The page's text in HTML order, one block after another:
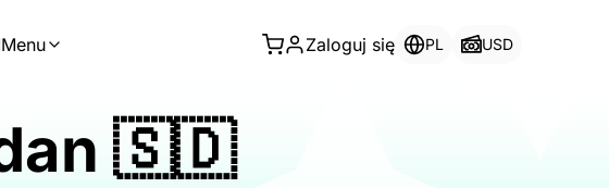
Menu Zaloguj się PL USD
🇸🇩